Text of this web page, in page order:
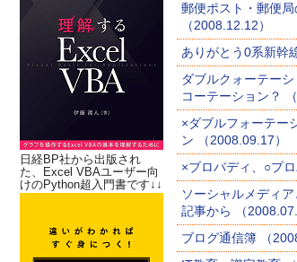
日経BP社から出版され
た、Excel VBAユーザー向
けのPython超入門書です↓↓
郵便ポスト・郵便
（2008.12.12）
ありがとう0系新幹
ダブルクォーテー
コーテーション？
×ダブルフォーテー
ン （2008.09.17）
×ブロバディ、○プ
ソーシャルメディ
記事から （
ブログ通信簿 （